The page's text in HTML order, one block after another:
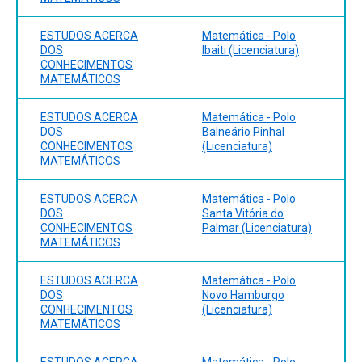
ESTUDOS ACERCA
DOS
CONHECIMENTOS
MATEMÁTICOS
Matemática - Polo
Ibaiti (Licenciatura)
ESTUDOS ACERCA
DOS
CONHECIMENTOS
MATEMÁTICOS
Matemática - Polo
Balneário Pinhal
(Licenciatura)
ESTUDOS ACERCA
DOS
CONHECIMENTOS
MATEMÁTICOS
Matemática - Polo
Santa Vitória do
Palmar (Licenciatura)
ESTUDOS ACERCA
DOS
CONHECIMENTOS
MATEMÁTICOS
Matemática - Polo
Novo Hamburgo
(Licenciatura)